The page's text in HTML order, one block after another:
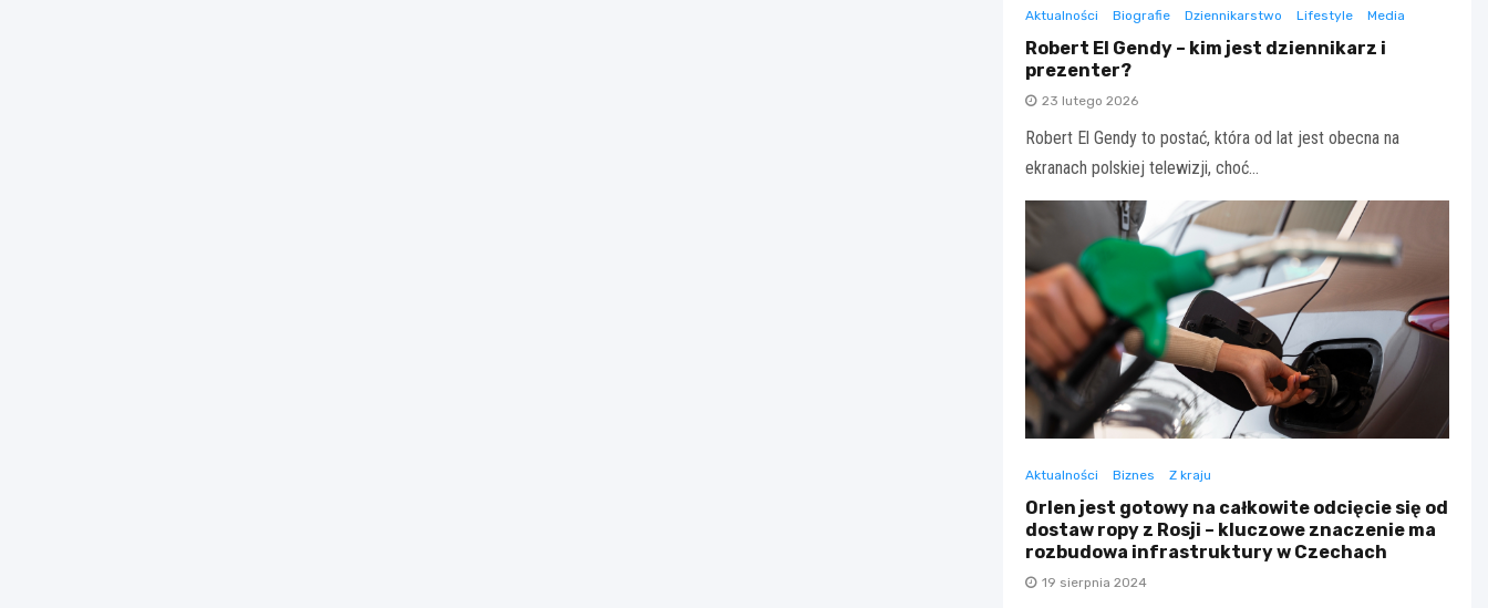
Aktualności Biografie Dziennikarstwo Lifestyle Media
Robert El Gendy – kim jest dziennikarz i
prezenter?
23 lutego 2026
Robert El Gendy to postać, która od lat jest obecna na
ekranach polskiej telewizji, choć…
Aktualności Biznes Z kraju
Orlen jest gotowy na całkowite odcięcie się od
dostaw ropy z Rosji – kluczowe znaczenie ma
rozbudowa infrastruktury w Czechach
19 sierpnia 2024